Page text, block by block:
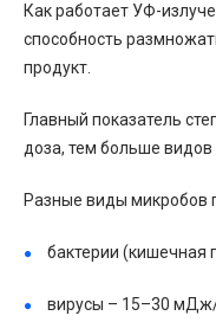
Как работает УФ-
способность
продукт.
Главный показатель
доза, тем больше видов
Разные виды микробов
бактерии
вирусы – 15–30